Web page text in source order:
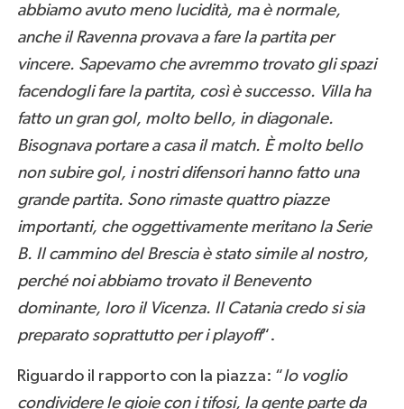
abbiamo avuto meno lucidità, ma è normale,
anche il Ravenna provava a fare la partita per
vincere. Sapevamo che avremmo trovato gli spazi
facendogli fare la partita, così è successo. Villa ha
fatto un gran gol, molto bello, in diagonale.
Bisognava portare a casa il match. È molto bello
non subire gol, i nostri difensori hanno fatto una
grande partita. Sono rimaste quattro piazze
importanti, che oggettivamente meritano la Serie
B. Il cammino del Brescia è stato simile al nostro,
perché noi abbiamo trovato il Benevento
dominante, loro il Vicenza. Il Catania credo si sia
preparato soprattutto per i playoff“.
Riguardo il rapporto con la piazza: “Io voglio
condividere le gioie con i tifosi, la gente parte da